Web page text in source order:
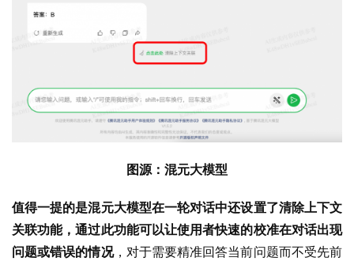
图源：混元大模型
值得一提的是混元大模型在一轮对话中还设置了清除上下文
关联功能，通过此功能可以让使用者快速的校准在对话出现
问题或错误的情况，对于需要精准回答当前问题而不受先前